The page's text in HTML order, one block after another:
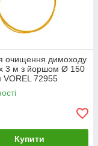
очищення димоходу
3 м з йоршом Ø 150
72955
Купити